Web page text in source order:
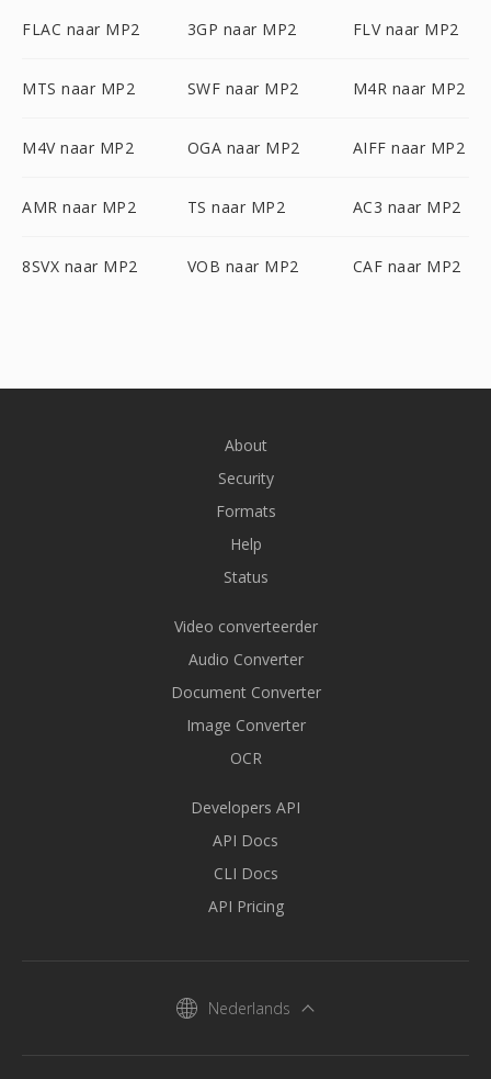
FLAC naar MP2 3GP naar MP2 FLV naar MP2
MTS naar MP2 SWF naar MP2 M4R naar MP2
M4V naar MP2 OGA naar MP2 AIFF naar MP2
AMR naar MP2 TS naar MP2 AC3 naar MP2
8SVX naar MP2 VOB naar MP2 CAF naar MP2
About
Security
Formats
Help
Status
Video converteerder
Audio Converter
Document Converter
Image Converter
OCR
Developers API
API Docs
CLI Docs
API Pricing
Nederlands